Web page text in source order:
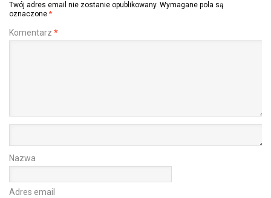
Twój adres email nie zostanie opublikowany. Wymagane pola są
oznaczone *
Komentarz *
Nazwa
Adres email